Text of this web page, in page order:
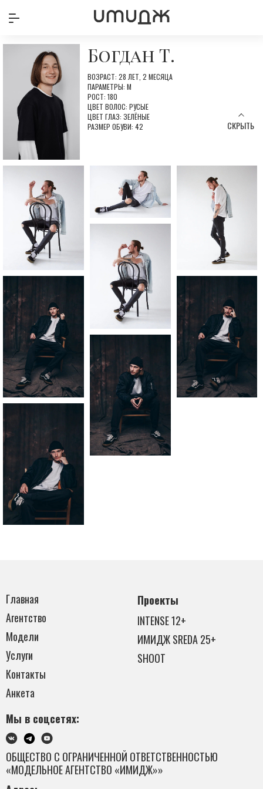
Богдан Т.
ВОЗРАСТ: 28 ЛЕТ, 2 МЕСЯЦА
ПАРАМЕТРЫ: М
РОСТ: 180
ЦВЕТ ВОЛОС: РУСЫЕ
ЦВЕТ ГЛАЗ: ЗЕЛЁНЫЕ
РАЗМЕР ОБУВИ: 42
СКРЫТЬ
Главная
Агентство
Модели
Услуги
Контакты
Анкета
Проекты
INTENSE 12+
ИМИДЖ SREDA 25+
SHOOT
Мы в соцсетях:
ОБЩЕСТВО С ОГРАНИЧЕННОЙ ОТВЕТСТВЕННОСТЬЮ
«МОДЕЛЬНОЕ АГЕНТСТВО «ИМИДЖ»»